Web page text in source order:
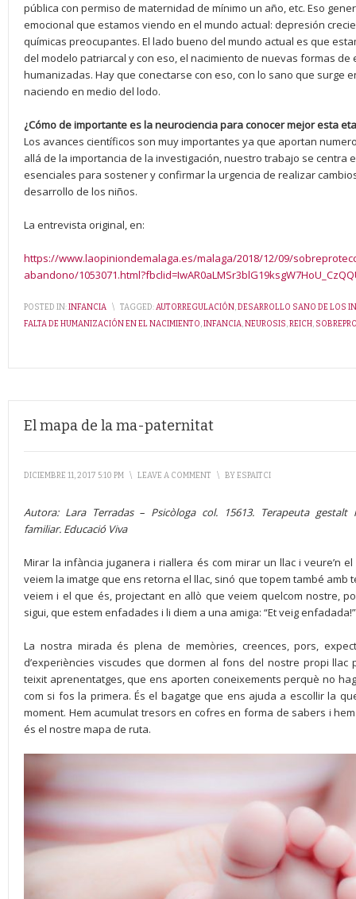
pública con permiso de maternidad de mínimo un año, etc. Eso
emocional que estamos viendo en el mundo actual: depresión
químicas preocupantes. El lado bueno del mundo actual es que
del modelo patriarcal y con eso, el nacimiento de nuevas formas de
humanizadas. Hay que conectarse con eso, con lo sano que surge
naciendo en medio del lodo.
¿Cómo de importante es la neurociencia para conocer mejor esta
Los avances científicos son muy importantes ya que aportan
allá de la importancia de la investigación, nuestro trabajo se centra
esenciales para sostener y confirmar la urgencia de realizar
desarrollo de los niños.
La entrevista original, en:
https://www.laopiniondemalaga.es/malaga/2018/12/09/
abandono/
POSTED IN:INFANCIA \ TAGGED:AUTORREGULACIÓN,DESARROLLO SANO DE LOS
FALTA DE HUMANIZACIÓN EN EL NACIMIENTO,INFANCIA,NEUROSIS,REICH,
El mapa de la ma-paternitat
DICIEMBRE 11, 2017 5:10 PM \ LEAVE A COMMENT \ BYESPAITCI
Autora: Lara Terradas – Psicòloga col. 15613. Terapeuta
familiar. Educació Viva
Mirar la infància juganera i riallera és com mirar un llac i veure’n
veiem la imatge que ens retorna el llac, sinó que topem també amb
veiem i el que és, projectant en allò que veiem quelcom nostre,
sigui, que estem enfadades i li diem a una amiga: “Et veig
La nostra mirada és plena de memòries, creences, pors,
d’experiències viscudes que dormen al fons del nostre propi
teixit aprenentatges, que ens aporten coneixements perquè no
com si fos la primera. És el bagatge que ens ajuda a escollir la
moment. Hem acumulat tresors en cofres en forma de sabers i
és el nostre mapa de ruta.